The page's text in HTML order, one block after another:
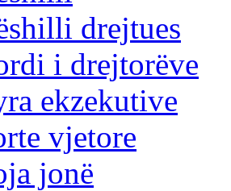
drejtues
i drejtorëve
ekzekutive
vjetore
jonë